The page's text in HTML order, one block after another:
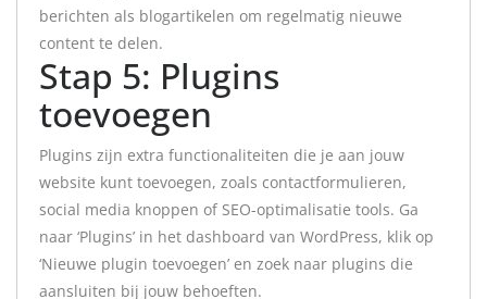
berichten als blogartikelen om regelmatig nieuwe
content te delen.
Stap 5: Plugins
toevoegen
Plugins zijn extra functionaliteiten die je aan jouw
website kunt toevoegen, zoals contactformulieren,
social media knoppen of SEO-optimalisatie tools. Ga
naar ‘Plugins’ in het dashboard van WordPress, klik op
‘Nieuwe plugin toevoegen’ en zoek naar plugins die
aansluiten bij jouw behoeften.